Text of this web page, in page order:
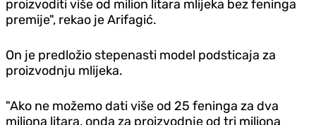
proizvoditi više od milion litara mlijeka bez feninga
premije", rekao je Arifagić.
On je predložio stepenasti model podsticaja za
proizvodnju mlijeka.
"Ako ne možemo dati više od 25 feninga za dva
miliona litara, onda za proizvodnje od tri miliona